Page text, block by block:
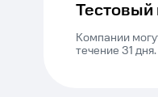
Тестовый
Компании
течение 31 дня.